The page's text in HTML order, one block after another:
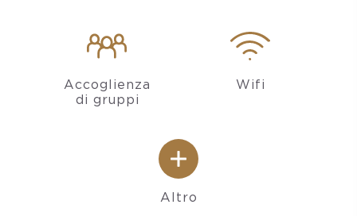
Accoglienza
di gruppi
Wifi
Altro